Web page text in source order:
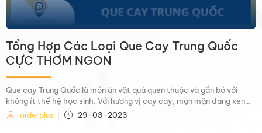
Tổng Hợp Các Loại Que Cay Trung Quốc
CỰC THƠM NGON
Que cay Trung Quốc là món ăn vặt quá quen thuộc và gắn bó với
không ít thế hệ học sinh. Với hương vị cay cay, mặn mặn đang xen
cùng vị ngọt thanh tạo nên một món ăn thơm ngon khó mà cưỡng lại
được.Vậy, que cay nội địa Trung có tốt cho sức […]
orderplus 29-03-2023